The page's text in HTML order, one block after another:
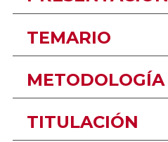
TEMARIO
METODOLOGÍA
TITULACIÓN